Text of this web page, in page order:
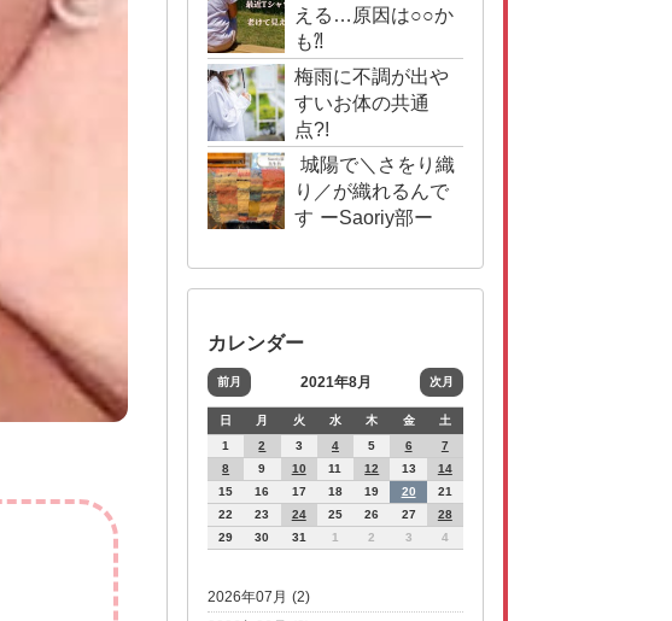
える…原因は○○か
も⁈
梅雨に不調が出や
すいお体の共通
点?!
城陽で＼さをり織
り／が織れるんで
す ーSaoriy部ー
カレンダー
前月 2021年8月 次月
日 月 火 水 木 金
土
1
2 3 4 5 6
7
8
9 10 11 12 13
14
15
16 17 18 19 20
21
22
23 24 25 26 27
28
29
30 31 1 2 3 4
2026年07月 (2)